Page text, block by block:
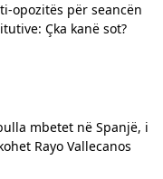
opozitës për seancën
Çka kanë sot?
mbetet në Spanjë, i
Rayo Vallecanos